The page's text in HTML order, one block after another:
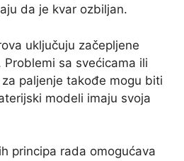
da je kvar ozbiljan.
uključuju začepljene
sa svećicama ili
paljenje takođe mogu biti
modeli imaju svoja
principa rada omogućava